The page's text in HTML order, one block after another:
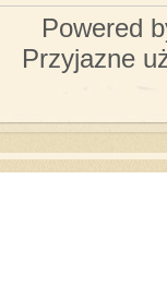
Powered
Przyjazne